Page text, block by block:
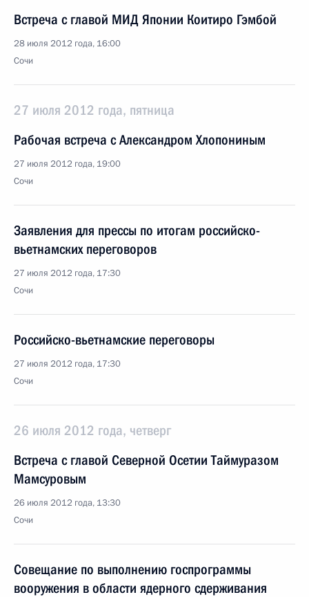
Встреча с главой МИД Японии Коитиро Гэмбой
28 июля 2012 года, 16:00
Сочи
27 июля 2012 года, пятница
Рабочая встреча с Александром Хлопониным
27 июля 2012 года, 19:00
Сочи
Заявления для прессы по итогам российско-
вьетнамских переговоров
27 июля 2012 года, 17:30
Сочи
Российско-вьетнамские переговоры
27 июля 2012 года, 17:30
Сочи
26 июля 2012 года, четверг
Встреча с главой Северной Осетии Таймуразом
Мамсуровым
26 июля 2012 года, 13:30
Сочи
Совещание по выполнению госпрограммы
вооружения в области ядерного сдерживания